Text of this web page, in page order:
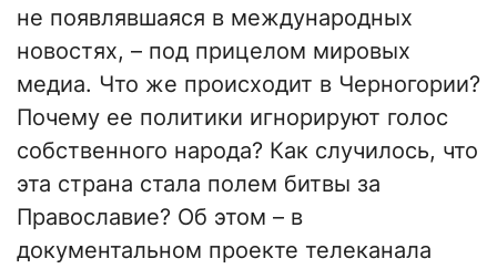
не появлявшаяся в международных
новостях, – под прицелом мировых
медиа. Что же происходит в Черногории?
Почему ее политики игнорируют голос
собственного народа? Как случилось, что
эта страна стала полем битвы за
Православие? Об этом – в
документальном проекте телеканала